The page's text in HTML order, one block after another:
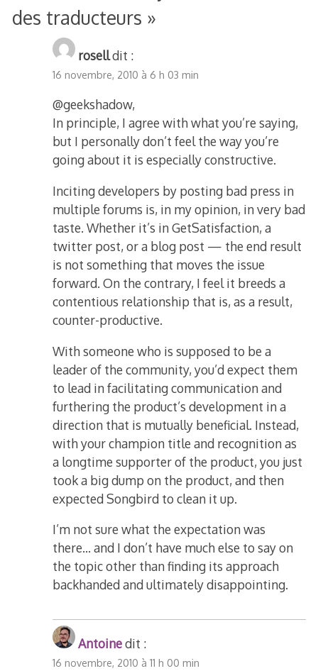
des traducteurs »
roselldit :
16 novembre, 2010 à 6 h 03 min
@geekshadow,
In principle, I agree with what you’re saying,
but I personally don’t feel the way you’re
going about it is especially constructive.
Inciting developers by posting bad press in
multiple forums is, in my opinion, in very bad
taste. Whether it’s in GetSatisfaction, a
twitter post, or a blog post — the end result
is not something that moves the issue
forward. On the contrary, I feel it breeds a
contentious relationship that is, as a result,
counter-productive.
With someone who is supposed to be a
leader of the community, you’d expect them
to lead in facilitating communication and
furthering the product’s development in a
direction that is mutually beneficial. Instead,
with your champion title and recognition as
a longtime supporter of the product, you just
took a big dump on the product, and then
expected Songbird to clean it up.
I’m not sure what the expectation was
there… and I don’t have much else to say on
the topic other than finding its approach
backhanded and ultimately disappointing.
Antoinedit :
16 novembre, 2010 à 11 h 00 min